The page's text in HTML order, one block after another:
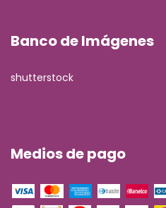
Banco de Imágenes
shutterstock
Medios de pago